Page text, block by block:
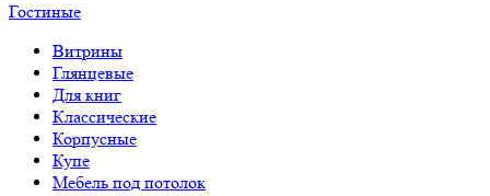
Гостиные
Витрины
Глянцевые
Для книг
Классические
Корпусные
Купе
Мебель под потолок